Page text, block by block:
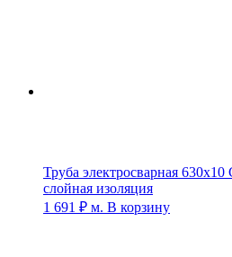
Труба электросварная
слойная изоляция
1 691 ₽ м. В корзину